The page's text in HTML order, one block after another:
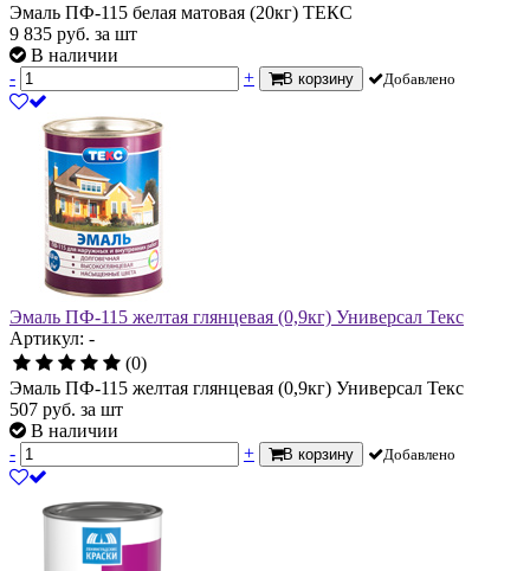
Эмаль ПФ-115 белая матовая (20кг) ТЕКС
9 835 руб. за шт
В наличии
-
+ В корзину Добавлено
Эмаль ПФ-115 желтая глянцевая (0,9кг) Универсал Текс
Артикул: -
(0)
Эмаль ПФ-115 желтая глянцевая (0,9кг) Универсал Текс
507 руб. за шт
В наличии
-
+ В корзину Добавлено